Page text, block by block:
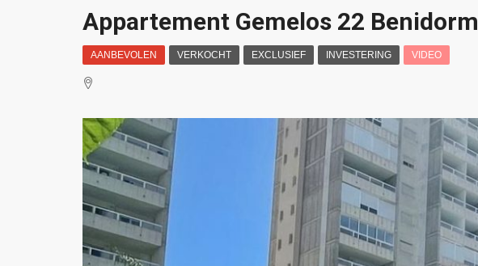
Appartement Gemelos 22 Benidorm
AANBEVOLEN VERKOCHT EXCLUSIEF INVESTERING VIDEO